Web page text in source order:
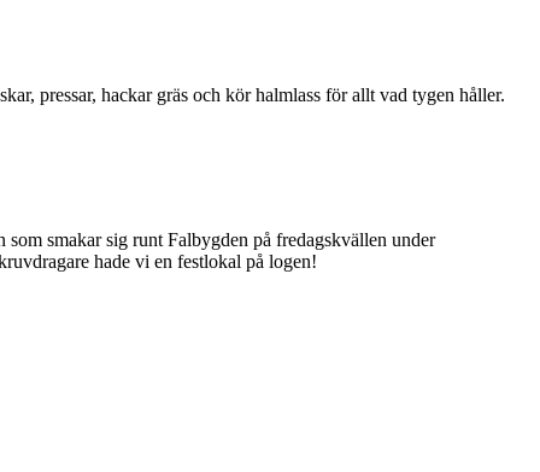
pressar, hackar gräs och kör halmlass för allt vad tygen håller.
smakar sig runt Falbygden på fredagskvällen under
hade vi en festlokal på logen!